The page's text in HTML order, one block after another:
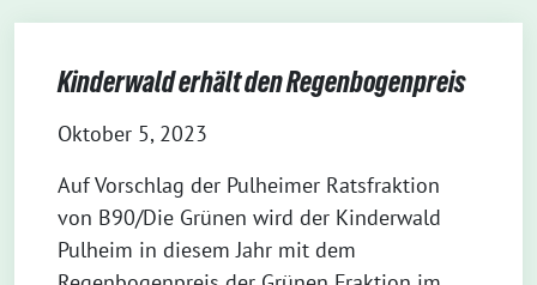
Kinderwald erhält den Regenbogenpreis
Oktober 5, 2023
Auf Vorschlag der Pulheimer Ratsfraktion
von B90/Die Grünen wird der Kinderwald
Pulheim in diesem Jahr mit dem